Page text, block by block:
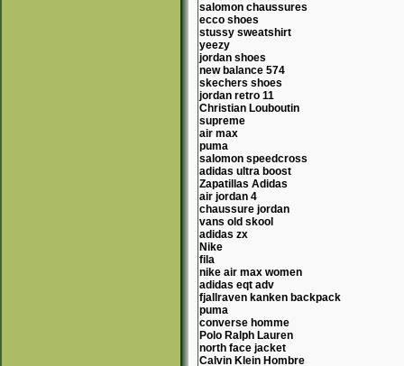
salomon chaussures
ecco shoes
stussy sweatshirt
yeezy
jordan shoes
new balance 574
skechers shoes
jordan retro 11
Christian Louboutin
supreme
air max
puma
salomon speedcross
adidas ultra boost
Zapatillas Adidas
air jordan 4
chaussure jordan
vans old skool
adidas zx
Nike
fila
nike air max women
adidas eqt adv
fjallraven kanken backpack
puma
converse homme
Polo Ralph Lauren
north face jacket
Calvin Klein Hombre